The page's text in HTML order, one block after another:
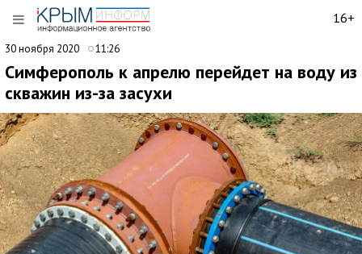
16+
30 ноября 2020 11:26
Симферополь к апрелю перейдет на воду из
скважин из-за засухи